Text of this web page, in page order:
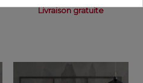
Livraison gratuite